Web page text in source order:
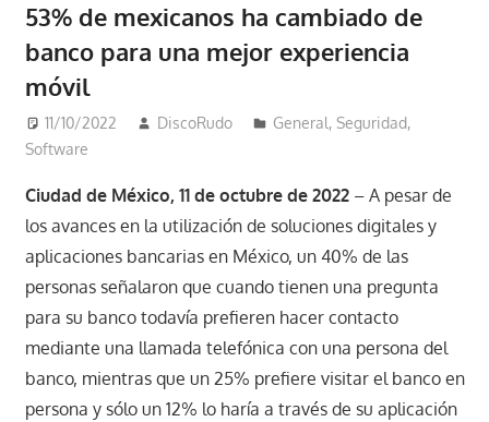
53% de mexicanos ha cambiado de
banco para una mejor experiencia
móvil
11/10/2022 DiscoRudo General,Seguridad,
Software
Ciudad de México, 11 de octubre de 2022– A pesar de
los avances en la utilización de soluciones digitales y
aplicaciones bancarias en México, un 40% de las
personas señalaron que cuando tienen una pregunta
para su banco todavía prefieren hacer contacto
mediante una llamada telefónica con una persona del
banco, mientras que un 25% prefiere visitar el banco en
persona y sólo un 12% lo haría a través de su aplicación